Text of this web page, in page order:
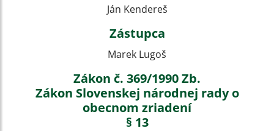
Ján Kendereš
Zástupca
Marek Lugoš
Zákon č. 369/1990 Zb.
Zákon Slovenskej národnej rady o
obecnom zriadení
§ 13